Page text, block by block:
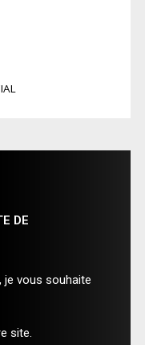
DE
je vous souhaite
site.